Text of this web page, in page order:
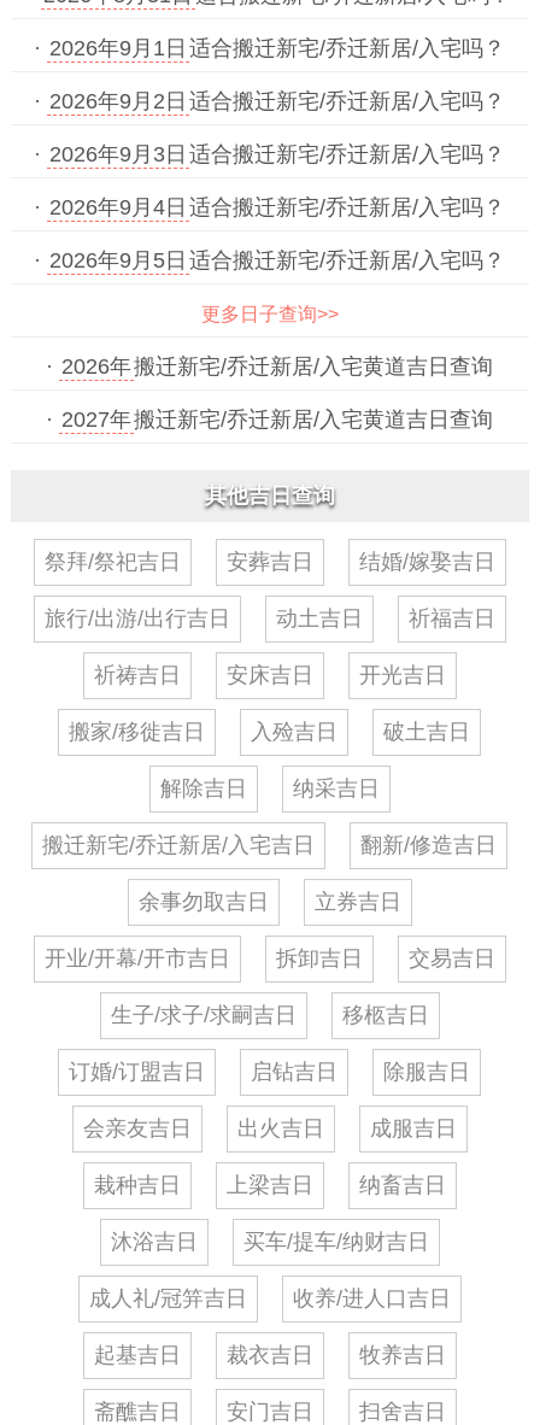
· 2026年9月1日 适合搬迁新宅/乔迁新居/入宅吗？
· 2026年9月2日 适合搬迁新宅/乔迁新居/入宅吗？
· 2026年9月3日 适合搬迁新宅/乔迁新居/入宅吗？
· 2026年9月4日 适合搬迁新宅/乔迁新居/入宅吗？
· 2026年9月5日 适合搬迁新宅/乔迁新居/入宅吗？
更多日子查询>>
· 2026年搬迁新宅/乔迁新居/入宅黄道吉日查询
· 2027年搬迁新宅/乔迁新居/入宅黄道吉日查询
其他吉日查询
祭拜/祭祀吉日 安葬吉日 结婚/嫁娶吉日
旅行/出游/出行吉日 动土吉日 祈福吉日
祈祷吉日 安床吉日 开光吉日
搬家/移徙吉日 入殓吉日 破土吉日
解除吉日 纳采吉日
搬迁新宅/乔迁新居/入宅吉日 翻新/修造吉日
余事勿取吉日 立券吉日
开业/开幕/开市吉日 拆卸吉日 交易吉日
生子/求子/求嗣吉日 移柩吉日
订婚/订盟吉日 启钻吉日 除服吉日
会亲友吉日 出火吉日 成服吉日
栽种吉日 上梁吉日 纳畜吉日
沐浴吉日 买车/提车/纳财吉日
成人礼/冠笄吉日 收养/进人口吉日
起基吉日 裁衣吉日 牧养吉日
斋醮吉日 安门吉日 扫舍吉日